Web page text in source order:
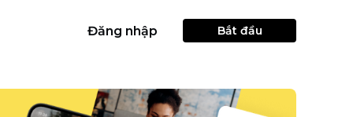
Đăng nhập Bắt đầu